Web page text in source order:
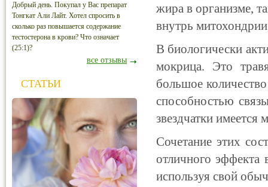
жира в организме,
внутрь
В биологически
мокрица. Это
большое
способностью
звездчатки имеется
Сочетание этих
отличного эффекта
используя свой
Добрый день. Покупал у Вас препарат
Тонгкат Али Лайт. Хотел спросить в
сколько раз повышается содержание
тестостерона в крови? Что означает
(25:1)?
все отзывы
СТАТЬИ